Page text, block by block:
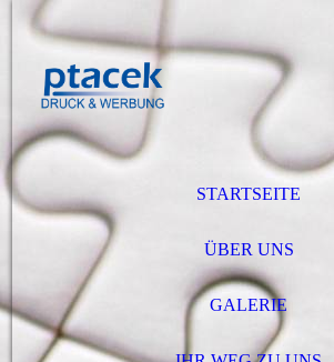
STARTSEITE
ÜBER UNS
GALERIE